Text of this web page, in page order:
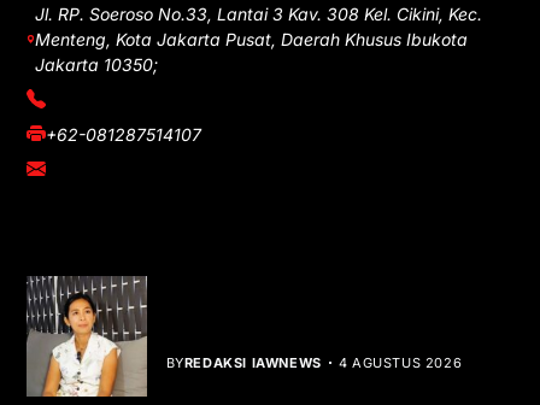
Jl. RP. Soeroso No.33, Lantai 3 Kav. 308 Kel. Cikini, Kec.
Menteng, Kota Jakarta Pusat, Daerah Khusus Ibukota
Jakarta 10350;
(021) 3908026
+62-081287514107
adm@iawnews.com
BYREDAKSI IAWNEWS 4 AGUSTUS 2026